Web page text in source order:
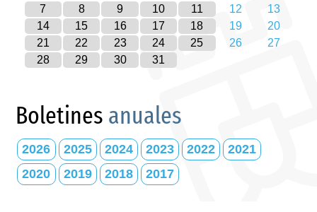
7
8 9 10 11 12
13
14
15 16 17 18 19
20
21
22 23 24 25 26
27
28
29 30 31
Boletines anuales
2026 2025 2024 2023 2022
2021
2020
2019 2018 2017